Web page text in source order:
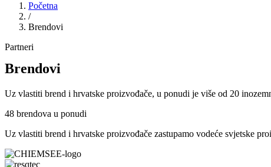
Početna
/
Brendovi
Partneri
Brendovi
Uz vlastiti brend i hrvatske proizvođače, u ponudi je više od 20
48 brendova u ponudi
Uz vlastiti brend i hrvatske proizvođače zastupamo vodeće svjetske